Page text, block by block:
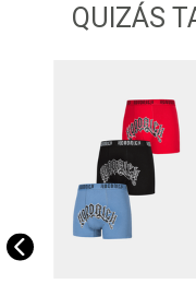
QUIZÁS